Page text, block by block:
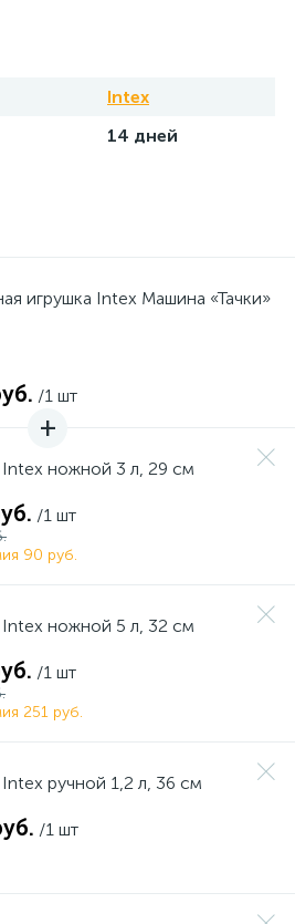
Intex
14 дней
игрушка Intex Машина «Тачки»
/1 шт
ножной 3 л, 29 см
/1 шт
90 руб.
ножной 5 л, 32 см
/1 шт
251 руб.
ручной 1,2 л, 36 см
/1 шт